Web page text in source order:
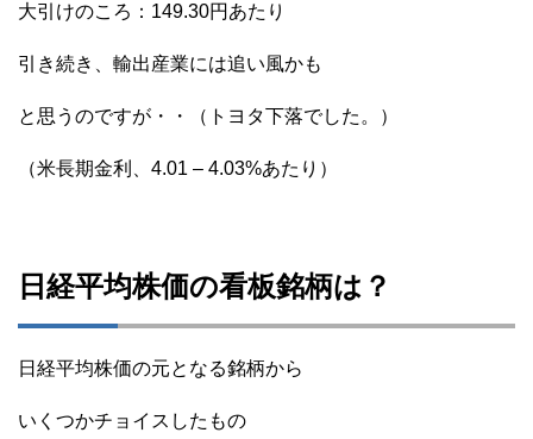
大引けのころ：149.30円あたり
引き続き、輸出産業には追い風かも
と思うのですが・・（トヨタ下落でした。）
（米長期金利、4.01 – 4.03%あたり）
日経平均株価の看板銘柄は？
日経平均株価の元となる銘柄から
いくつかチョイスしたもの